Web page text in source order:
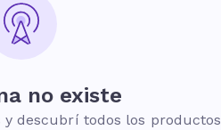
no existe
y descubrí todos los productos